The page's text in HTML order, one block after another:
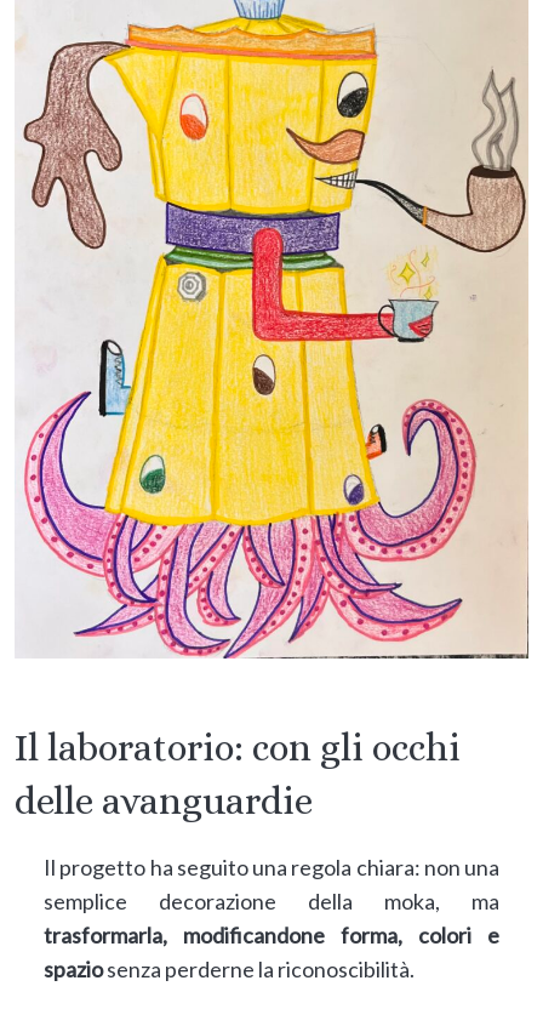
Il laboratorio: con gli occhi
delle avanguardie
Il progetto ha seguito una regola chiara: non una
semplice decorazione della moka, ma
trasformarla, modificandone forma, colori e
spaziosenza perderne la riconoscibilità.